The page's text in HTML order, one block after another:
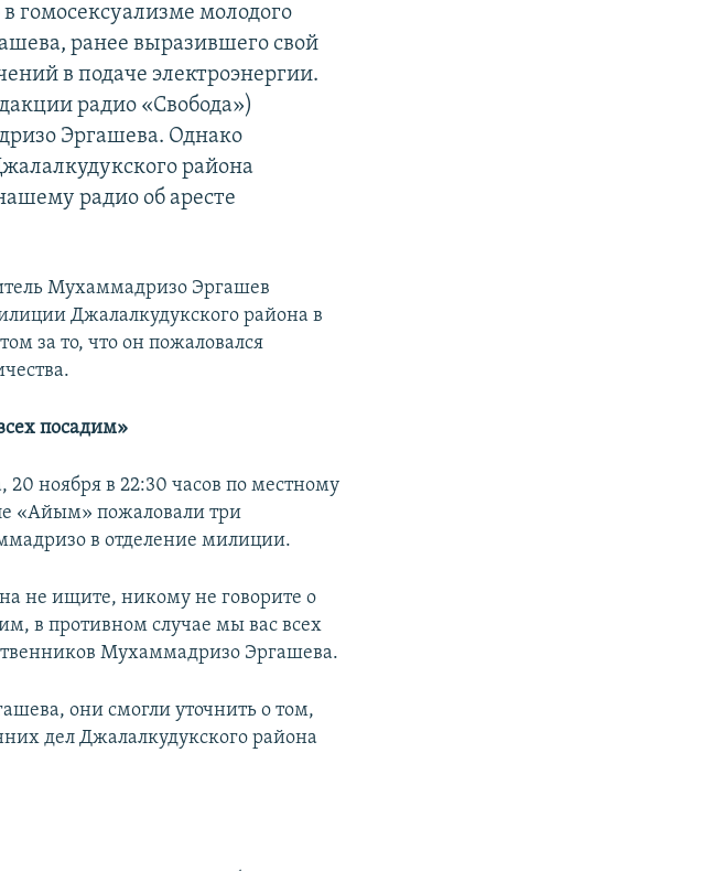
гомосексуализме молодого
ранее выразившего свой
в подаче электроэнергии.
радио «Свобода»)
Эргашева. Однако
района
радио об аресте
Мухаммадризо Эргашев
Джалалкудукского района в
за то, что он пожаловался
посадим»
ноября в 22:30 часов по местному
«Айым» пожаловали три
в отделение милиции.
не ищите, никому не говорите о
в противном случае мы вас всех
Мухаммадризо Эргашева.
они смогли уточнить о том,
дел Джалалкудукского района